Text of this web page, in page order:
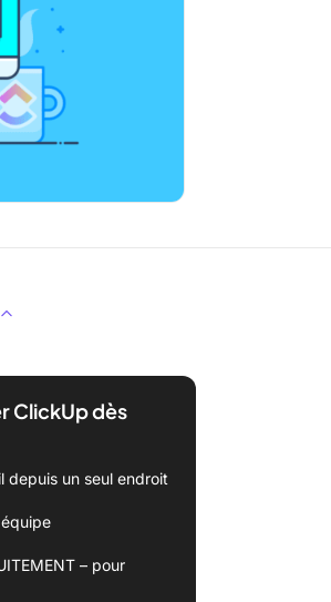
ClickUp dès
depuis un seul endroit
– pour